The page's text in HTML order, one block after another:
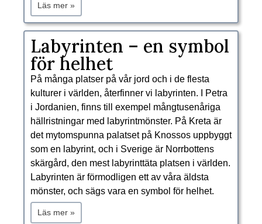
Läs mer »
Labyrinten – en symbol
för helhet
På många platser på vår jord och i de flesta
kulturer i världen, återfinner vi labyrinten. I Petra
i Jordanien, finns till exempel mångtusenåriga
hällristningar med labyrintmönster. På Kreta är
det mytomspunna palatset på Knossos uppbyggt
som en labyrint, och i Sverige är Norrbottens
skärgård, den mest labyrinttäta platsen i världen.
Labyrinten är förmodligen ett av våra äldsta
mönster, och sägs vara en symbol för helhet.
Läs mer »